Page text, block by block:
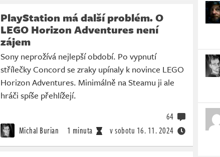
PlayStation má další problém. O
LEGO Horizon Adventures není
zájem
Sony neprožívá nejlepší období. Po vypnutí
střílečky Concord se zraky upínaly k novince LEGO
Horizon Adventures. Minimálně na Steamu ji ale
hráči spíše přehlížejí.
Michal Burian 1 minuta v sobotu 16. 11. 2024
64